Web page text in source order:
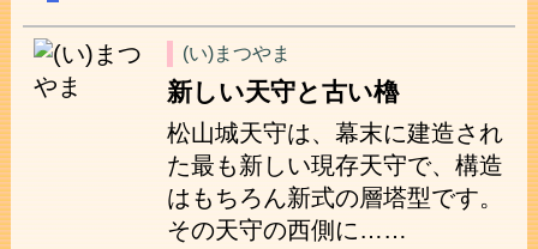
(い)まつやま
新しい天守と古い櫓
松山城天守は、幕末に建造され
た最も新しい現存天守で、構造
はもちろん新式の層塔型です。
その天守の西側に……